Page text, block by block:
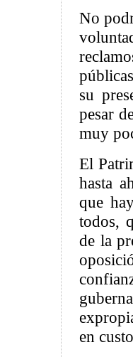
No
su
pesar
muy
El
hasta
que
todos,
de la
en